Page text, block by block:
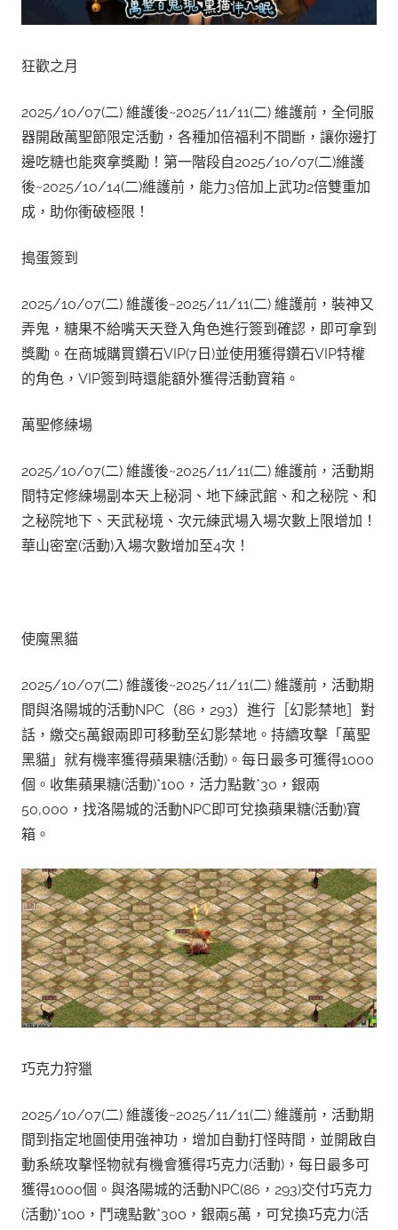
狂歡之月
2025/10/07(二) 維護後~2025/11/11(二) 維護前，全伺服
器開啟萬聖節限定活動，各種加倍福利不間斷，讓你邊打
邊吃糖也能爽拿獎勵！第一階段自2025/10/07(二)維護
後~2025/10/14(二)維護前，能力3倍加上武功2倍雙重加
成，助你衝破極限！
搗蛋簽到
2025/10/07(二) 維護後~2025/11/11(二) 維護前，裝神又
弄鬼，糖果不給嘴天天登入角色進行簽到確認，即可拿到
獎勵。在商城購買鑽石VIP(7日)並使用獲得鑽石VIP特權
的角色，VIP簽到時還能額外獲得活動寶箱。
萬聖修練場
2025/10/07(二) 維護後~2025/11/11(二) 維護前，活動期
間特定修練場副本天上秘洞、地下練武館、和之秘院、和
之秘院地下、天武秘境、次元練武場入場次數上限增加！
華山密室(活動)入場次數增加至4次！
使魔黑貓
2025/10/07(二) 維護後~2025/11/11(二) 維護前，活動期
間與洛陽城的活動NPC（86，293）進行［幻影禁地］對
話，繳交5萬銀兩即可移動至幻影禁地。持續攻擊「萬聖
黑貓」就有機率獲得蘋果糖(活動)。每日最多可獲得1000
個。收集蘋果糖(活動)*100，活力點數*30，銀兩
50,000，找洛陽城的活動NPC即可兌換蘋果糖(活動)寶
箱。
巧克力狩獵
2025/10/07(二) 維護後~2025/11/11(二) 維護前，活動期
間到指定地圖使用強神功，增加自動打怪時間，並開啟自
動系統攻擊怪物就有機會獲得巧克力(活動)，每日最多可
獲得1000個。與洛陽城的活動NPC(86，293)交付巧克力
(活動)*100，鬥魂點數*300，銀兩5萬，可兌換巧克力(活